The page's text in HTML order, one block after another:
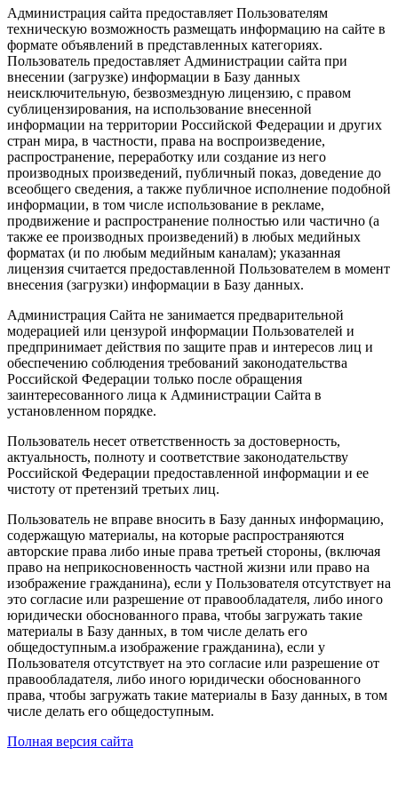
Администрация сайта предоставляет Пользователям
техническую возможность размещать информацию на сайте в
формате объявлений в представленных категориях.
Пользователь предоставляет Администрации сайта при
внесении (загрузке) информации в Базу данных
неисключительную, безвозмездную лицензию, с правом
сублицензирования, на использование внесенной
информации на территории Российской Федерации и других
стран мира, в частности, права на воспроизведение,
распространение, переработку или создание из него
производных произведений, публичный показ, доведение до
всеобщего сведения, а также публичное исполнение подобной
информации, в том числе использование в рекламе,
продвижение и распространение полностью или частично (а
также ее производных произведений) в любых медийных
форматах (и по любым медийным каналам); указанная
лицензия считается предоставленной Пользователем в момент
внесения (загрузки) информации в Базу данных.
Администрация Сайта не занимается предварительной
модерацией или цензурой информации Пользователей и
предпринимает действия по защите прав и интересов лиц и
обеспечению соблюдения требований законодательства
Российской Федерации только после обращения
заинтересованного лица к Администрации Сайта в
установленном порядке.
Пользователь несет ответственность за достоверность,
актуальность, полноту и соответствие законодательству
Российской Федерации предоставленной информации и ее
чистоту от претензий третьих лиц.
Пользователь не вправе вносить в Базу данных информацию,
содержащую материалы, на которые распространяются
авторские права либо иные права третьей стороны, (включая
право на неприкосновенность частной жизни или право на
изображение гражданина), если у Пользователя отсутствует на
это согласие или разрешение от правообладателя, либо иного
юридически обоснованного права, чтобы загружать такие
материалы в Базу данных, в том числе делать его
общедоступным.а изображение гражданина), если у
Пользователя отсутствует на это согласие или разрешение от
правообладателя, либо иного юридически обоснованного
права, чтобы загружать такие материалы в Базу данных, в том
числе делать его общедоступным.
Полная версия сайта